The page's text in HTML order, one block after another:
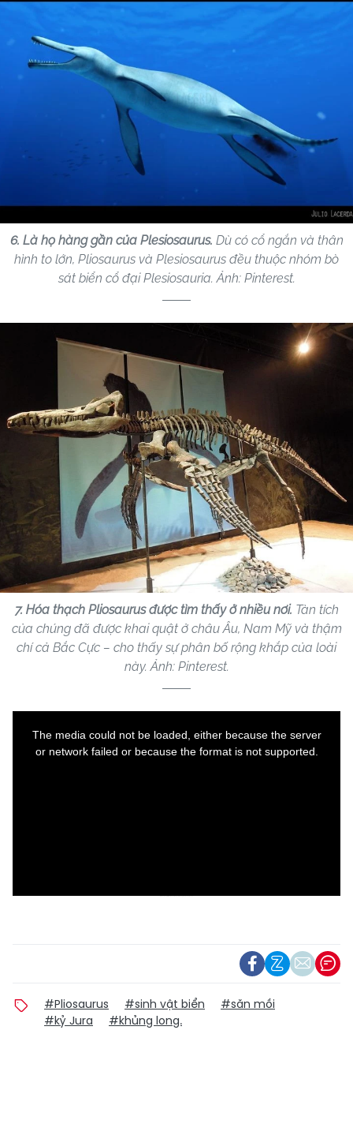
6. Là họ hàng gần của Plesiosaurus. Dù có cổ ngắn và thân
hình to lớn, Pliosaurus và Plesiosaurus đều thuộc nhóm bò
sát biển cổ đại Plesiosauria. Ảnh: Pinterest.
7. Hóa thạch Pliosaurus được tìm thấy ở nhiều nơi. Tàn tích
của chúng đã được khai quật ở châu Âu, Nam Mỹ và thậm
chí cả Bắc Cực – cho thấy sự phân bố rộng khắp của loài
này. Ảnh: Pinterest.
The media could not be loaded, either because the server
or network failed or because the format is not supported.
#Pliosaurus #sinh vật biển
#săn mồi
#kỷ Jura
#khủng long.